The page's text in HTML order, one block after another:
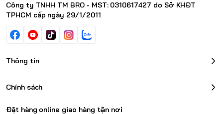
Công ty TNHH TM BRO - MST: 0310617427 do Sở KHĐT
TPHCM cấp ngày 29/1/2011
Thông tin
Chính sách
Đặt hàng online giao hàng tận nơi